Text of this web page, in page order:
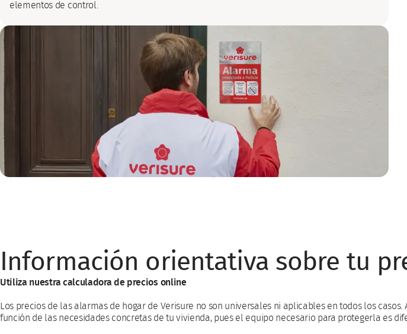
elementos de control.
Información orientativa sobre tu
Utiliza nuestra calculadora de precios online
Los precios de las alarmas de hogar de Verisure no son universales ni aplicables en todos los
función de las necesidades concretas de tu vivienda, pues el equipo necesario para protegerla es